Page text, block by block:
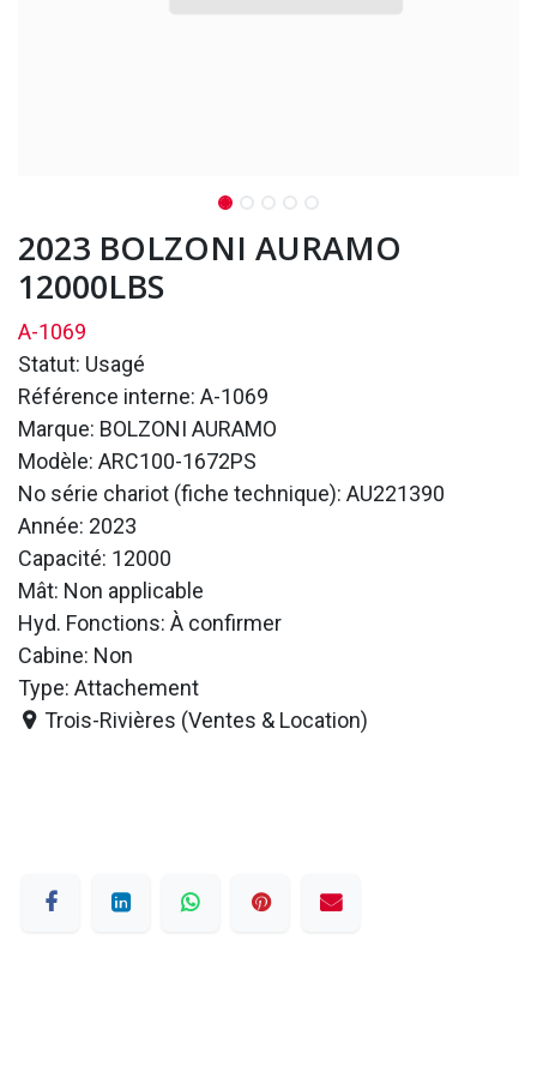
2023 BOLZONI AURAMO
12000LBS
A-1069
Statut: Usagé
Référence interne: A-1069
Marque: BOLZONI AURAMO
Modèle: ARC100-1672PS
No série chariot (fiche technique): AU221390
Année: 2023
Capacité: 12000
Mât: Non applicable
Hyd. Fonctions: À confirmer
Cabine: Non
Type: Attachement
Trois-Rivières (Ventes & Location)